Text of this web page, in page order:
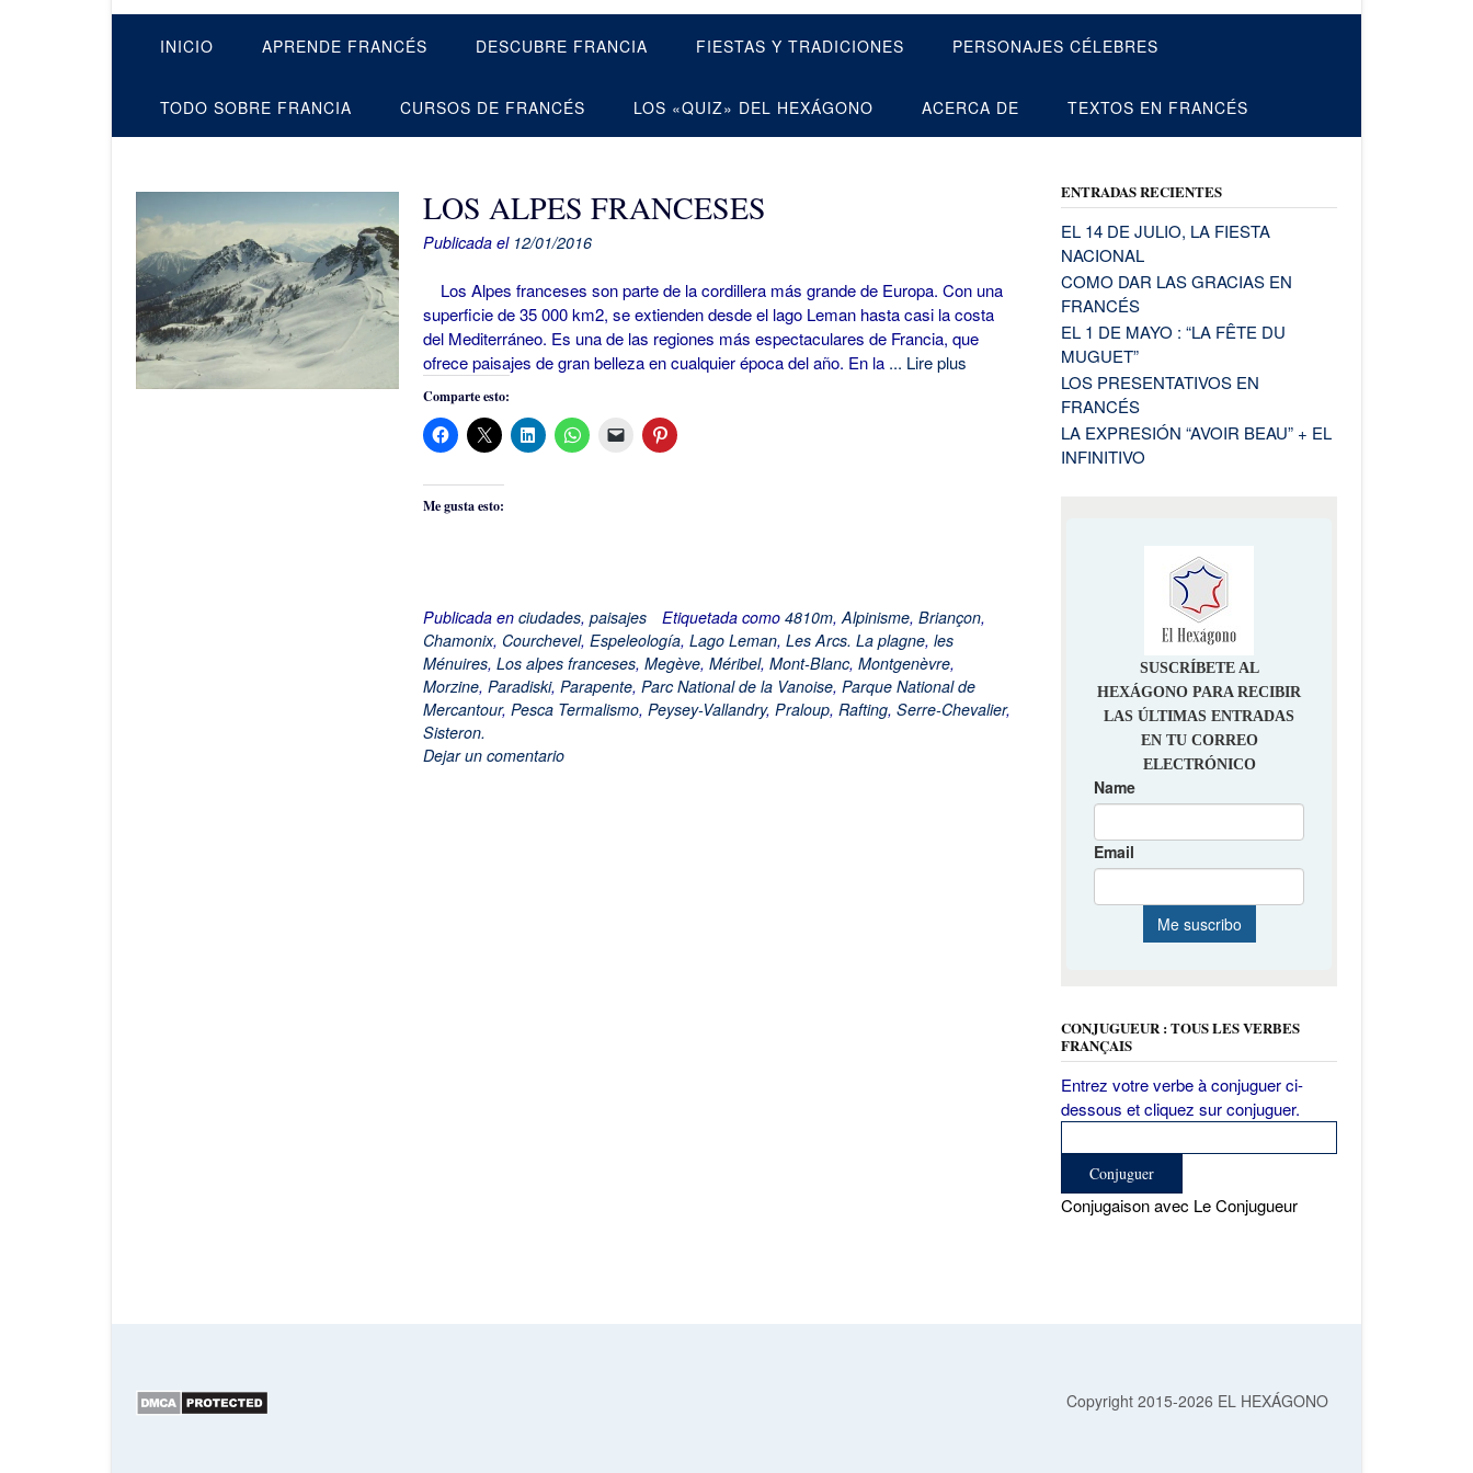
INICIO APRENDE FRANCÉS DESCUBRE FRANCIA FIESTAS Y TRADICIONES PERSONAJES CÉLEBRES
TODO SOBRE FRANCIA CURSOS DE FRANCÉS LOS «QUIZ» DEL HEXÁGONO ACERCA DE TEXTOS EN FRANCÉS
LOS ALPES FRANCESES
Publicada el 12/01/2016
Los Alpes franceses son parte de la cordillera más grande de Europa. Con una
superficie de 35 000 km2, se extienden desde el lago Leman hasta casi la costa
del Mediterráneo. Es una de las regiones más espectaculares de Francia, que
ofrece paisajes de gran belleza en cualquier época del año. En la ... Lire plus
Comparte esto:
Me gusta esto:
Publicada en ciudades, paisajes Etiquetada como 4810m,Alpinisme, Briançon,
Chamonix, Courchevel, Espeleología, Lago Leman, Les Arcs. La plagne, les
Ménuires, Los alpes franceses, Megève, Méribel, Mont-Blanc, Montgenèvre,
Morzine, Paradiski, Parapente, Parc National de la Vanoise, Parque National de
Mercantour, Pesca Termalismo, Peysey-Vallandry, Praloup, Rafting, Serre-Chevalier,
Sisteron.
Dejar un comentario
ENTRADAS RECIENTES
EL 14 DE JULIO, LA FIESTA
NACIONAL
COMO DAR LAS GRACIAS EN
FRANCÉS
EL 1 DE MAYO : “LA FÊTE DU
MUGUET”
LOS PRESENTATIVOS EN
FRANCÉS
LA EXPRESIÓN “AVOIR BEAU” + EL
INFINITIVO
CONJUGUEUR : TOUS LES VERBES
FRANÇAIS
Entrez votre verbe à conjuguer ci-
dessous et cliquez sur conjuguer.
Conjugaison avec Le Conjugueur
Copyright 2015-2026 EL HEXÁGONO